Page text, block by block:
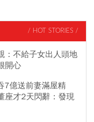
/ HOT STORIES /
：不給子女出人頭地
開心
7億送前妻滿屋精
座才2天閃辭：發現